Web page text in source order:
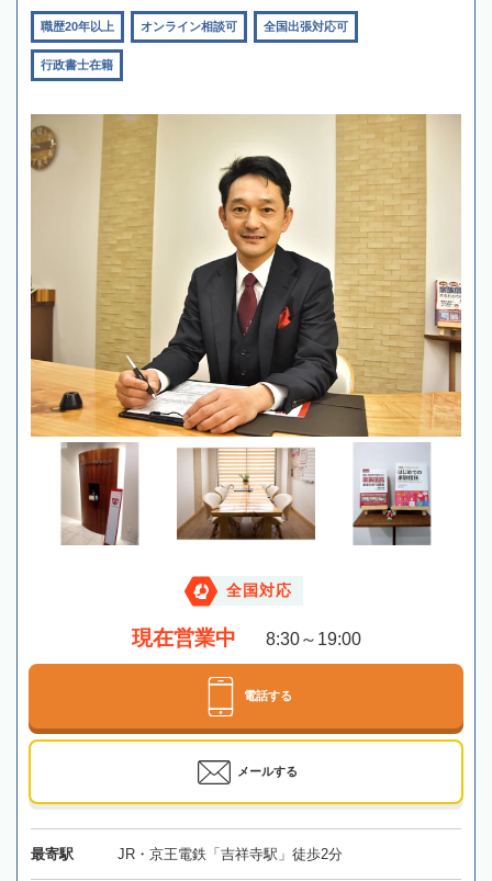
職歴20年以上 オンライン相談可 全国出張対応可
行政書士在籍
全国対応
現在営業中 8:30～19:00
電話する
メールする
最寄駅 JR・京王電鉄「吉祥寺駅」徒歩2分